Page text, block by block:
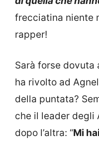
frecciatina niente
rapper!
Sarà forse dovuta
ha rivolto ad
della puntata?
che il leader degli
dopo l’altra: “Mi